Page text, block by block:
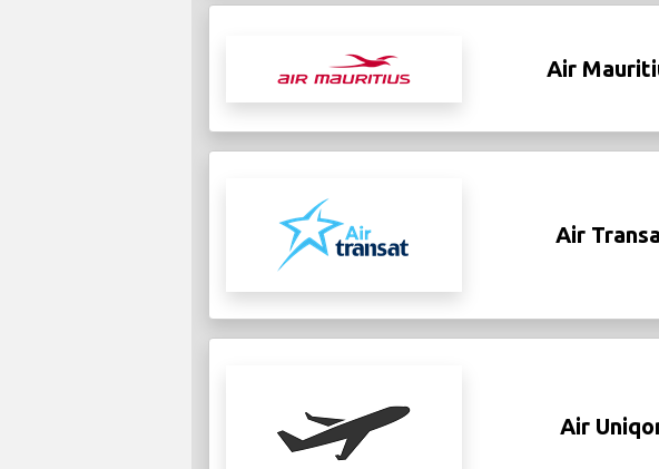
Air
Air
Air